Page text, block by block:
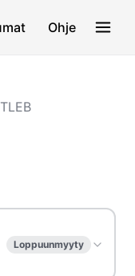
Ohje
Loppuunmyyty